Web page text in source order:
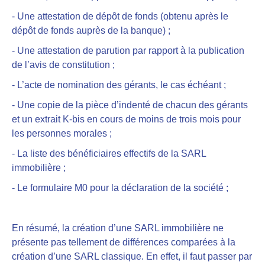
- Une attestation de dépôt de fonds (obtenu après le
dépôt de fonds auprès de la banque) ;
- Une attestation de parution par rapport à la publication
de l’avis de constitution ;
- L’acte de nomination des gérants, le cas échéant ;
- Une copie de la pièce d’indenté de chacun des gérants
et un extrait K-bis en cours de moins de trois mois pour
les personnes morales ;
- La liste des bénéficiaires effectifs de la SARL
immobilière ;
- Le formulaire M0 pour la déclaration de la société ;
En résumé, la création d’une SARL immobilière ne
présente pas tellement de différences comparées à la
création d’une SARL classique. En effet, il faut passer par